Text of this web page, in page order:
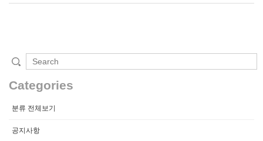
Categories
분류 전체보기
공지사항